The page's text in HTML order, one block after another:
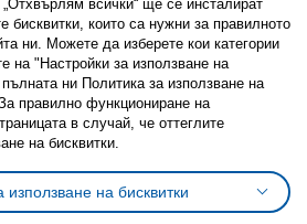
Instagram
на бисквитки (Cookies)
за използване на бисквитки
ikea.bgОбща политика за личните данни
на личните данни на ikea.bg
всички“ ще се инсталират
бисквитки, които са нужни за правилното
ни. Можете да изберете кои категории
на "Настройки за използване на
ни Политика за използване на
правилно функциониране на
в случай, че оттеглите
на бисквитки.
използване на бисквитки